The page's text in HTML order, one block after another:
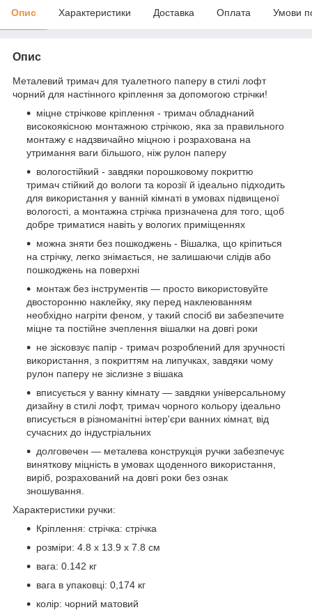
Опис Характеристики Доставка Оплата Умови
Опис
Металевий тримач для туалетного паперу в стилі лофт
чорний для настінного кріплення за допомогою стрічки!
міцне стрічкове кріплення - тримач обладнаний
високоякісною монтажною стрічкою, яка за правильного
монтажу є надзвичайно міцною і розрахована на
утримання ваги більшого, ніж рулон паперу
вологостійкий - завдяки порошковому покриттю
тримач стійкий до вологи та корозії й ідеально підходить
для використання у ванній кімнаті в умовах підвищеної
вологості, а монтажна стрічка призначена для того, щоб
добре триматися навіть у вологих приміщеннях
можна зняти без пошкоджень - Вішалка, що кріпиться
на стрічку, легко знімається, не залишаючи слідів або
пошкоджень на поверхні
монтаж без інструментів — просто використовуйте
двосторонню наклейку, яку перед наклеюванням
необхідно нагріти феном, у такий спосіб ви забезпечите
міцне та постійне зчеплення вішалки на довгі роки
не зісковзує папір - тримач розроблений для зручності
використання, з покриттям на липучках, завдяки чому
рулон паперу не зіслизне з вішака
вписується у ванну кімнату — завдяки універсальному
дизайну в стилі лофт, тримач чорного кольору ідеально
вписується в різноманітні інтер'єри ванних кімнат, від
сучасних до індустріальних
долговечен — металева конструкція ручки забезпечує
виняткову міцність в умовах щоденного використання,
виріб, розрахований на довгі роки без ознак
зношування.
Характеристики ручки:
Кріплення: стрічка: стрічка
розміри: 4.8 x 13.9 x 7.8 см
вага: 0.142 кг
вага в упаковці: 0,174 кг
колір: чорний матовий